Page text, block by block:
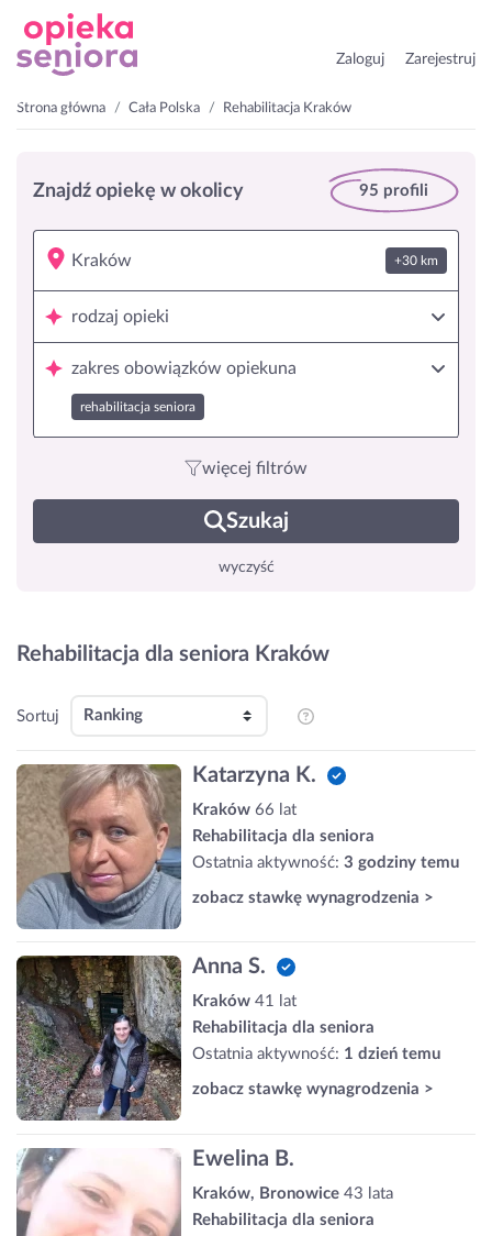
Zaloguj Zarejestruj
Strona główna Cała Polska Rehabilitacja Kraków
Znajdź opiekę w okolicy 95 profili
+30 km
rodzaj opieki
zakres obowiązków opiekuna
rehabilitacja seniora
więcej filtrów
Szukaj
wyczyść
Rehabilitacja dla seniora Kraków
Sortuj
Katarzyna K.
Kraków 66 lat
Rehabilitacja dla seniora
Ostatnia aktywność: 3 godziny temu
zobacz stawkę wynagrodzenia >
Anna S.
Kraków 41 lat
Rehabilitacja dla seniora
Ostatnia aktywność: 1 dzień temu
zobacz stawkę wynagrodzenia >
Ewelina B.
Kraków, Bronowice 43 lata
Rehabilitacja dla seniora